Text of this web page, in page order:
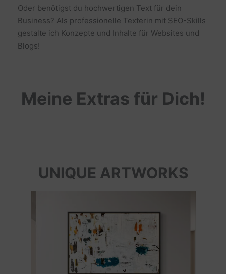
Oder benötigst du hochwertigen Text für dein
Business? Als professionelle Texterin mit SEO-Skills
gestalte ich Konzepte und Inhalte für Websites und
Blogs!
Meine Extras für Dich!
UNIQUE ARTWORKS